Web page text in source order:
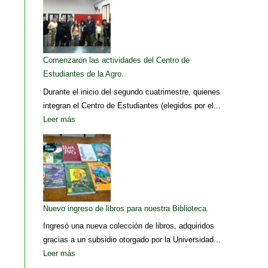
Comenzaron las actividades del Centro de
Estudiantes de la Agro.
Durante el inicio del segundo cuatrimestre, quienes
integran el Centro de Estudiantes (elegidos por el...
Leer más
Nuevo ingreso de libros para nuestra Biblioteca.
Ingresó una nueva colección de libros, adquiridos
gracias a un subsidio otorgado por la Universidad...
Leer más